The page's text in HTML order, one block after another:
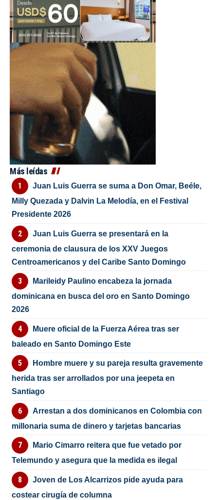
Más leídas
Juan Luis Guerra se suma a Don Omar, Beéle,
Milly Quezada y Dalvin La Melodía, en el Festival
Presidente 2026
Juan Luis Guerra se presentará en la
ceremonia de clausura de los XXV Juegos
Centroamericanos y del Caribe Santo Domingo
Marileidy Paulino encabeza la jornada
dominicana en busca del oro en Santo Domingo
2026
Muere oficial de la Fuerza Aérea tras ser
baleado en Santo Domingo Este
Hombre muere y su pareja resulta gravemente
herida tras ser arrollados por una jeepeta en
Santiago
Arrestan a dos dominicanos en Colombia con
millonaria suma de dinero y tarjetas bancarias
Mario Cimarro reitera que fue vetado por
Telemundo y asegura que la medida es ilegal
Joven de Los Alcarrizos pide ayuda para
costear cirugía de columna